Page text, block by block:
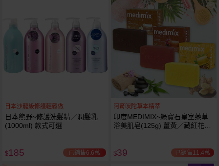
日本沙龍級修護輕鬆做
日本熊野~修護洗髮精／潤髮乳
(1000ml) 款式可選
$185 已銷售6.6萬
阿育吠陀草本精萃
印度MEDIMIX~綠寶石皇室藥草
浴美肌皂(125g) 薑黃／藏紅花／
$39 已銷售11.4萬